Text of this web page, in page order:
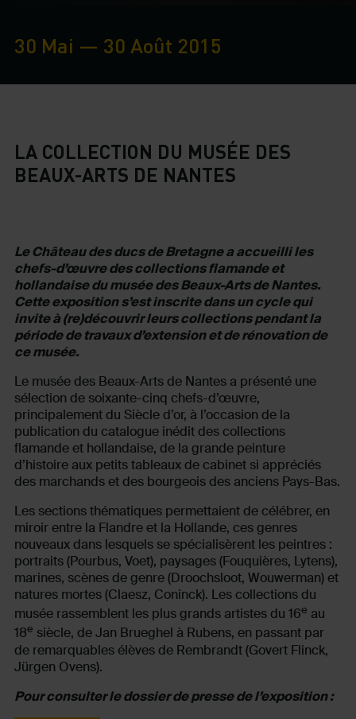
30 Mai — 30 Août 2015
LA COLLECTION DU MUSÉE DES
BEAUX-ARTS DE NANTES
Le Château des ducs de Bretagne a accueilli les
chefs-d’œuvre des collections flamande et
hollandaise du musée des Beaux-Arts de Nantes.
Cette exposition s’est inscrite dans un cycle qui
invite à (re)découvrir leurs collections pendant la
période de travaux d’extension et de rénovation de
ce musée.
Le musée des Beaux-Arts de Nantes a présenté une
sélection de soixante-cinq chefs-d’œuvre,
principalement du Siècle d’or, à l’occasion de la
publication du catalogue inédit des collections
flamande et hollandaise, de la grande peinture
d’histoire aux petits tableaux de cabinet si appréciés
des marchands et des bourgeois des anciens Pays-Bas.
Les sections thématiques permettaient de célébrer, en
miroir entre la Flandre et la Hollande, ces genres
nouveaux dans lesquels se spécialisèrent les peintres :
portraits (Pourbus, Voet), paysages (Fouquières, Lytens),
marines, scènes de genre (Droochsloot, Wouwerman) et
natures mortes (Claesz, Coninck). Les collections du
musée rassemblent les plus grands artistes du 16e au
18e siècle, de Jan Brueghel à Rubens, en passant par
de remarquables élèves de Rembrandt (Govert Flinck,
Jürgen Ovens).
Pour consulter le dossier de presse de l’exposition :